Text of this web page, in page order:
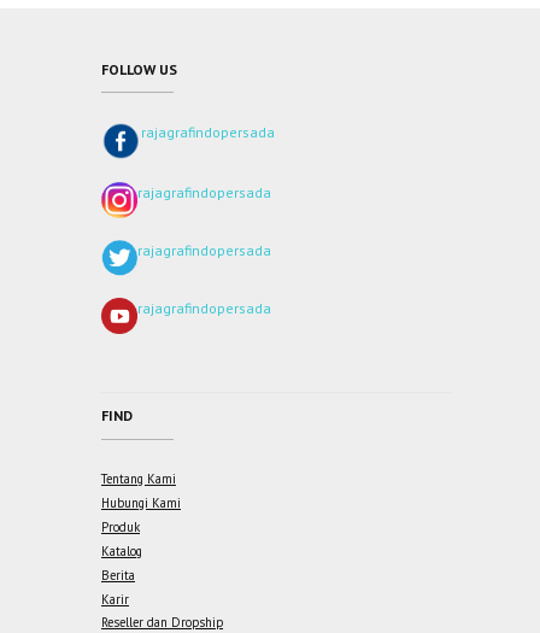
FOLLOW US
rajagrafindopersada
rajagrafindopersada
rajagrafindopersada
rajagrafindopersada
FIND
Tentang Kami
Hubungi Kami
Produk
Katalog
Berita
Karir
Reseller dan Dropship